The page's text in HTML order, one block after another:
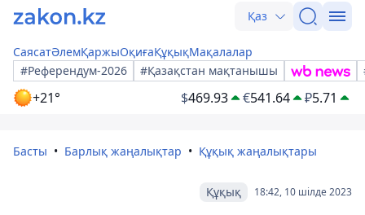
Қаз
СаясатӘлемҚаржыОқиғаҚұқықМақалалар
#Референдум-2026
#Қазақстан мақтанышы
+21° $469.93 €541.64 ₽5.71
Басты Барлық жаңалықтар Құқық жаңалықтары
18:42, 10 шілде 2023
Құқық